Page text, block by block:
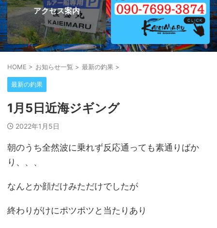
アクセス案内
HOME > お知らせ一覧 > 最新の釣果 >
最新の釣果
1月5日近海ジギング
2022年1月5日
朝のうち全然波に乗れず反応通っても素通りばか
り、、、
なんとか顔だけみただけでしたが
終わりがけにポツポツと当たりあり